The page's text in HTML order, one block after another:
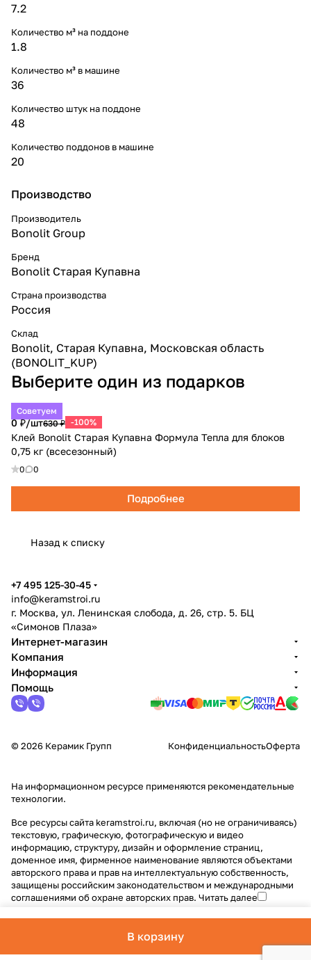
7.2
Количество м³ на поддоне
1.8
Количество м³ в машине
36
Количество штук на поддоне
48
Количество поддонов в машине
20
Производство
Производитель
Bonolit Group
Бренд
Bonolit Старая Купавна
Страна производства
Россия
Склад
Bonolit, Старая Купавна, Московская область
(BONOLIT_KUP)
Выберите один из подарков
Советуем
0 ₽/шт630 ₽ -100%
Клей Bonolit Старая Купавна Формула Тепла для блоков
0,75 кг (всесезонный)
0 0
Подробнее
Назад к списку
В корзину
+7 495 125-30-45
info@keramstroi.ru
г. Москва, ул. Ленинская слобода, д. 26, стр. 5. БЦ
«Симонов Плаза»
Интернет-магазин
Компания
Информация
Помощь
© 2026 Керамик Групп КонфиденциальностьОферта
На информационном ресурсе применяются рекомендательные
технологии.
Все ресурсы сайта keramstroi.ru, включая (но не ограничиваясь)
текстовую, графическую, фотографическую и видео
информацию, структуру, дизайн и оформление страниц,
доменное имя, фирменное наименование являются объектами
авторского права и прав на интеллектуальную собственность,
защищены российским законодательством и международными
соглашениями об охране авторских прав. Читать далее